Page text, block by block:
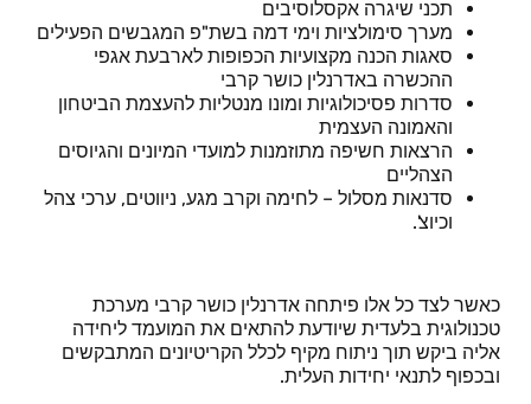
תכני שיגרה אקסלוסיבים
מערך סימולציות וימי דמה בשת"פ המגבשים הפעילים
סאגות הכנה מקצועיות הכפופות לארבעת אגפי
ההכשרה באדרנלין כושר קרבי
סדרות פסיכולוגיות ומונו מנטליות להעצמת הביטחון
והאמונה העצמית
הרצאות חשיפה מתוזמנות למועדי המיונים והגיוסים
הצהליים
סדנאות מסלול – לחימה וקרב מגע, ניווטים, ערכי צהל
וכיוצ'.
כאשר לצד כל אלו פיתחה אדרנלין כושר קרבי מערכת
טכנולוגית בלעדית שיודעת להתאים את המועמד ליחידה
אליה ביקש תוך ניתוח מקיף לכלל הקריטיונים המתבקשים
ובכפוף לתנאי יחידות העלית.